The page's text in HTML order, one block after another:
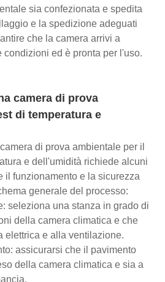
sia confezionata e spedita
e la spedizione adeguati
che la camera arrivi a
ed è pronta per l'uso.
camera di prova
di temperatura e
di prova ambientale per il
e dell'umidità richiede alcuni
il funzionamento e la sicurezza
generale del processo:
seleziona una stanza in grado di
della camera climatica e che
elettrica e alla ventilazione.
assicurarsi che il pavimento
della camera climatica e sia a